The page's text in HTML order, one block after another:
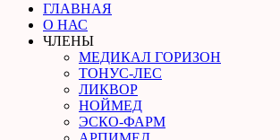
ГЛАВНАЯ
О НАС
ЧЛЕНЫ
МЕДИКАЛ ГОРИЗОН
ТОНУС-ЛЕС
ЛИКВОР
НОЙМЕД
ЭСКО-ФАРМ